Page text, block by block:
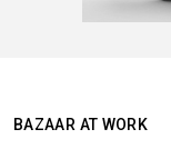
BAZAAR AT WORK